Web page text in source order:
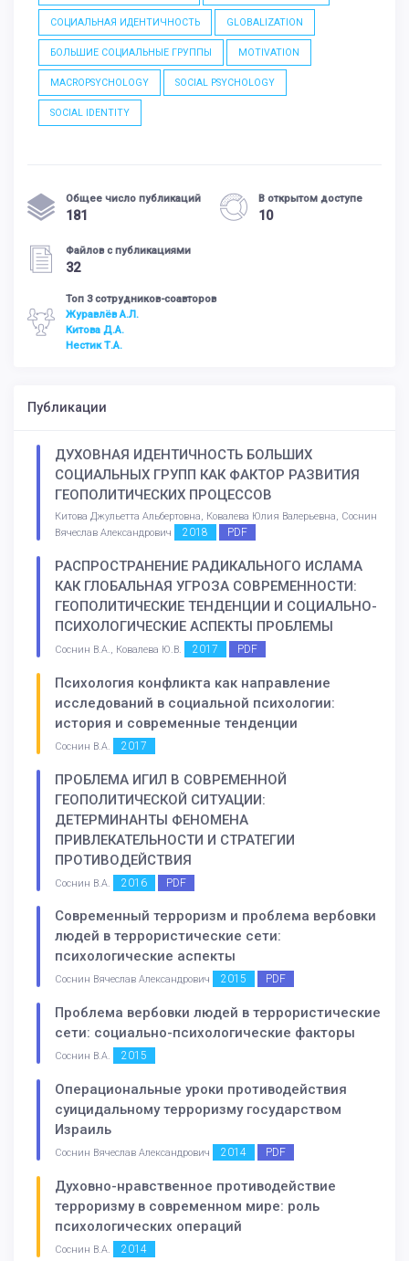
СОЦИАЛЬНАЯ ИДЕНТИЧНОСТЬ GLOBALIZATION
БОЛЬШИЕ СОЦИАЛЬНЫЕ ГРУППЫ MOTIVATION
MACROPSYCHOLOGY SOCIAL PSYCHOLOGY
SOCIAL IDENTITY
Общее число публикаций
181
В открытом доступе
10
Файлов с публикациями
32
Топ 3 сотрудников-соавторов
Журавлёв А.Л.
Китова Д.А.
Нестик Т.А.
Публикации
ДУХОВНАЯ ИДЕНТИЧНОСТЬ БОЛЬШИХ
СОЦИАЛЬНЫХ ГРУПП КАК ФАКТОР РАЗВИТИЯ
ГЕОПОЛИТИЧЕСКИХ ПРОЦЕССОВ
Китова Джульетта Альбертовна, Ковалева Юлия Валерьевна, Соснин
Вячеслав Александрович
2018 PDF
РАСПРОСТРАНЕНИЕ РАДИКАЛЬНОГО ИСЛАМА
КАК ГЛОБАЛЬНАЯ УГРОЗА СОВРЕМЕННОСТИ:
ГЕОПОЛИТИЧЕСКИЕ ТЕНДЕНЦИИ И СОЦИАЛЬНО-
ПСИХОЛОГИЧЕСКИЕ АСПЕКТЫ ПРОБЛЕМЫ
Соснин В.А., Ковалева Ю.В. 2017 PDF
Психология конфликта как направление
исследований в социальной психологии:
история и современные тенденции
Соснин В.А. 2017
ПРОБЛЕМА ИГИЛ В СОВРЕМЕННОЙ
ГЕОПОЛИТИЧЕСКОЙ СИТУАЦИИ:
ДЕТЕРМИНАНТЫ ФЕНОМЕНА
ПРИВЛЕКАТЕЛЬНОСТИ И СТРАТЕГИИ
ПРОТИВОДЕЙСТВИЯ
Соснин В.А. 2016 PDF
Современный терроризм и проблема вербовки
людей в террористические сети:
психологические аспекты
Соснин Вячеслав Александрович 2015 PDF
Проблема вербовки людей в террористические
сети: социально-психологические факторы
Соснин В.А. 2015
Операциональные уроки противодействия
суицидальному терроризму государством
Израиль
Соснин Вячеслав Александрович 2014 PDF
Духовно-нравственное противодействие
терроризму в современном мире: роль
психологических операций
Соснин В.А. 2014